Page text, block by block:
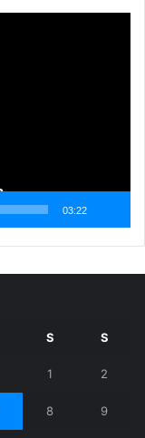
03:22
S S
1 2
8 9